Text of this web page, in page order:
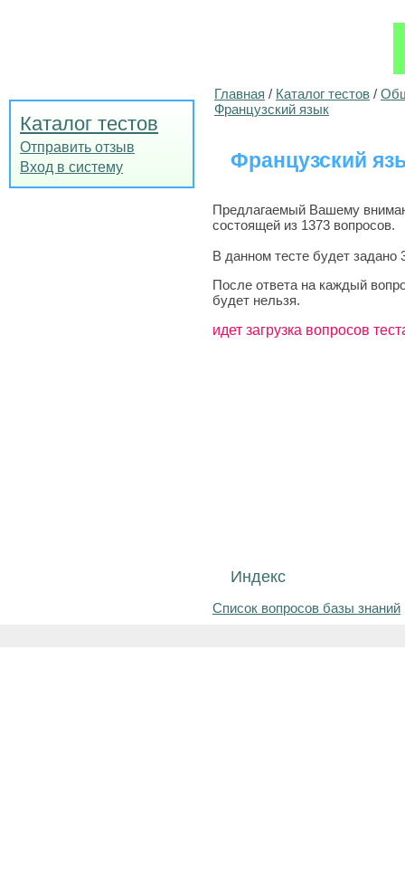
Каталог тестов
Отправить отзыв
Вход в систему
Главная / Каталог тестов /
Французский язык
Французский
Предлагаемый Вашему
состоящей из 1373 вопросов.
В данном тесте будет задано
После ответа на каждый
будет нельзя.
идет загрузка вопросов
Индекс
Список вопросов базы знаний